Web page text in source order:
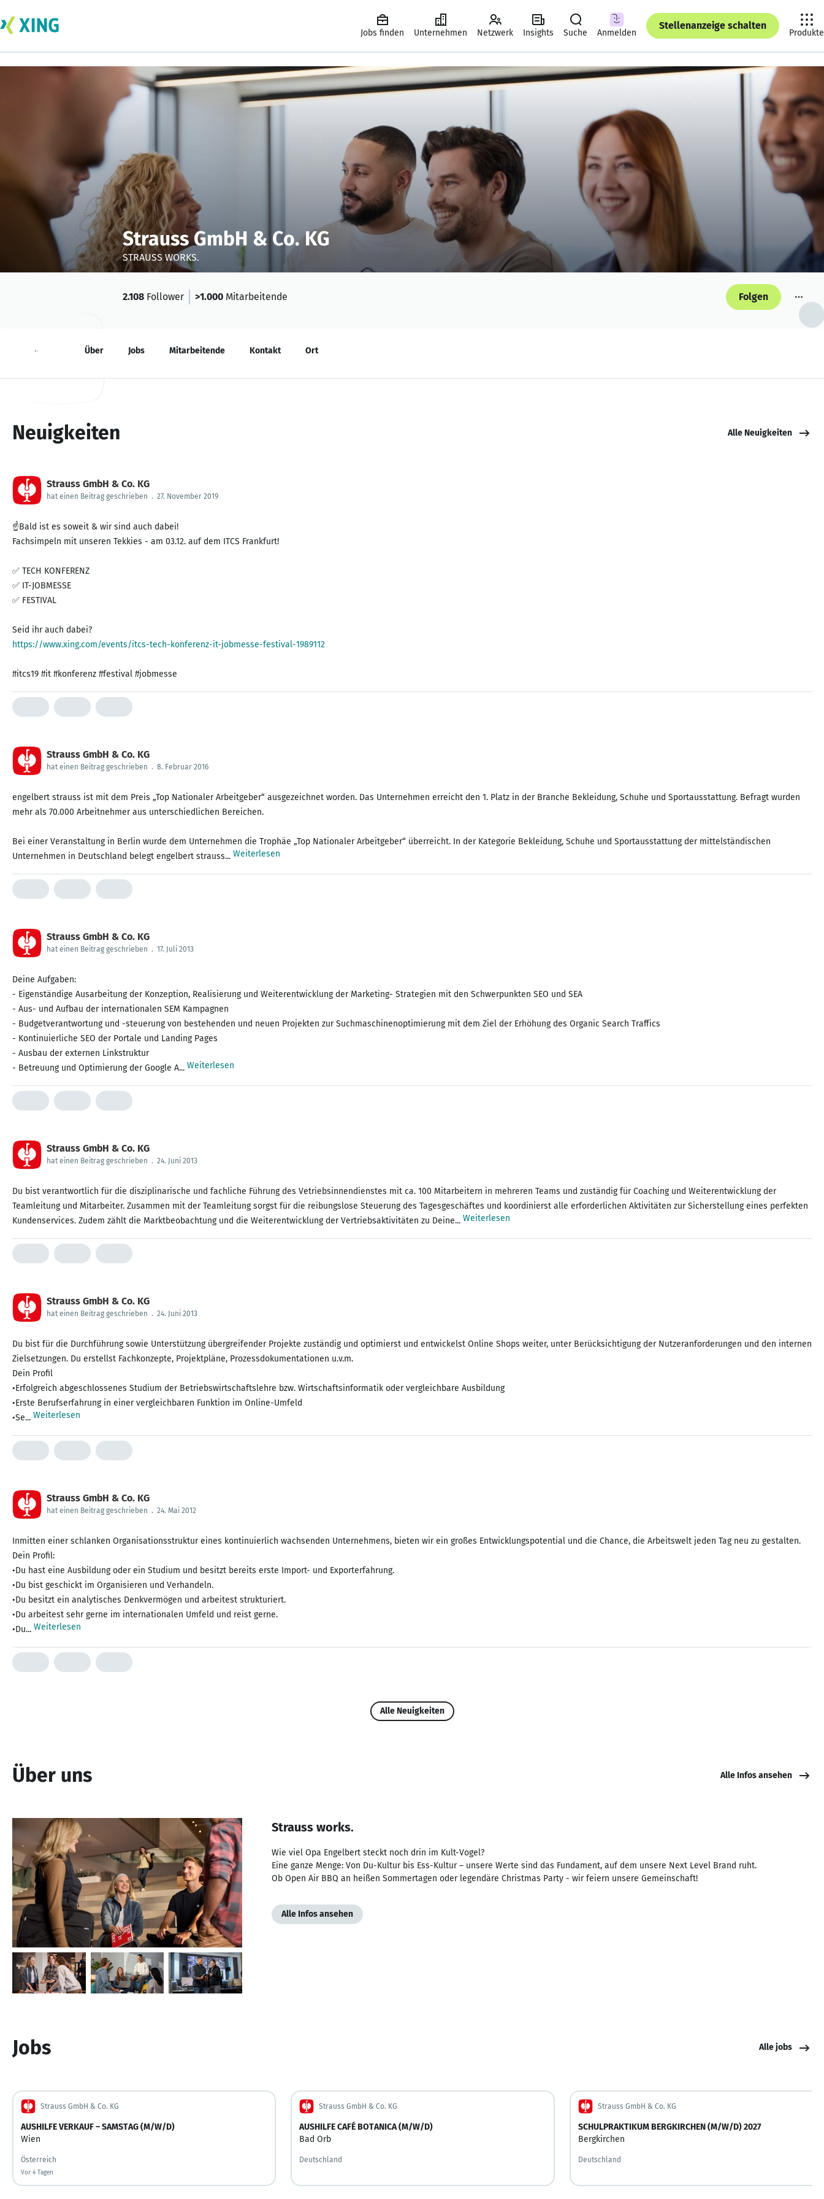
Jobs finden Unternehmen Netzwerk Insights Suche Anmelden
Stellenanzeige schalten
Produkte
Strauss GmbH & Co. KG
STRAUSS WORKS.
2.108 Follower >1.000 Mitarbeitende Folgen
Neuigkeiten Über Jobs Mitarbeitende Kontakt Ort
Neuigkeiten Alle Neuigkeiten
Strauss GmbH & Co. KG
hat einen Beitrag geschrieben . 27. November 2019
☝️Bald ist es soweit & wir sind auch dabei!
Fachsimpeln mit unseren Tekkies - am 03.12. auf dem ITCS Frankfurt!
✅ TECH KONFERENZ
✅ IT-JOBMESSE
✅ FESTIVAL
https://www.xing.com/events/itcs-tech-konferenz-it-jobmesse-festival-1989112
#itcs19 #it #konferenz #festival #jobmesse
Strauss GmbH & Co. KG
hat einen Beitrag geschrieben . 8. Februar 2016
engelbert strauss ist mit dem Preis „Top Nationaler Arbeitgeber“ ausgezeichnet worden. Das Unternehmen erreicht den 1. Platz in der Branche Bekleidung, Schuhe und Sportausstattung. Befragt wurden
mehr als 70.000 Arbeitnehmer aus unterschiedlichen Bereichen.
Bei einer Veranstaltung in Berlin wurde dem Unternehmen die Trophäe „Top Nationaler Arbeitgeber“ überreicht. In der Kategorie Bekleidung, Schuhe und Sportausstattung der mittelständischen
Unternehmen in Deutschland belegt engelbert strauss... Weiterlesen
Strauss GmbH & Co. KG
hat einen Beitrag geschrieben . 17. Juli 2013
Deine Aufgaben:
- Eigenständige Ausarbeitung der Konzeption, Realisierung und Weiterentwicklung der Marketing- Strategien mit den Schwerpunkten SEO und SEA
- Aus- und Aufbau der internationalen SEM Kampagnen
- Budgetverantwortung und -steuerung von bestehenden und neuen Projekten zur Suchmaschinenoptimierung mit dem Ziel der Erhöhung des Organic Search Traffics
- Kontinuierliche SEO der Portale und Landing Pages
- Ausbau der externen Linkstruktur
- Betreuung und Optimierung der Google A... Weiterlesen
Strauss GmbH & Co. KG
hat einen Beitrag geschrieben . 24. Juni 2013
Du bist verantwortlich für die disziplinarische und fachliche Führung des Vetriebsinnendienstes mit ca. 100 Mitarbeitern in mehreren Teams und zuständig für Coaching und Weiterentwicklung der
Teamleitung und Mitarbeiter. Zusammen mit der Teamleitung sorgst für die reibungslose Steuerung des Tagesgeschäftes und koordinierst alle erforderlichen Aktivitäten zur Sicherstellung eines perfekten
Kundenservices. Zudem zählt die Marktbeobachtung und die Weiterentwicklung der Vertriebsaktivitäten zu Deine... Weiterlesen
Strauss GmbH & Co. KG
hat einen Beitrag geschrieben . 24. Juni 2013
Du bist für die Durchführung sowie Unterstützung übergreifender Projekte zuständig und optimierst und entwickelst Online Shops weiter, unter Berücksichtigung der Nutzeranforderungen und den internen
Zielsetzungen. Du erstellst Fachkonzepte, Projektpläne, Prozessdokumentationen u.v.m.
Dein Profil
•Erfolgreich abgeschlossenes Studium der Betriebswirtschaftslehre bzw. Wirtschaftsinformatik oder vergleichbare Ausbildung
•Erste Berufserfahrung in einer vergleichbaren Funktion im Online-Umfeld
•Se... Weiterlesen
Strauss GmbH & Co. KG
hat einen Beitrag geschrieben . 24. Mai 2012
Inmitten einer schlanken Organisationsstruktur eines kontinuierlich wachsenden Unternehmens, bieten wir ein großes Entwicklungspotential und die Chance, die Arbeitswelt jeden Tag neu zu gestalten.
Dein Profil:
•Du hast eine Ausbildung oder ein Studium und besitzt bereits erste Import- und Exporterfahrung.
•Du bist geschickt im Organisieren und Verhandeln.
•Du besitzt ein analytisches Denkvermögen und arbeitest strukturiert.
•Du arbeitest sehr gerne im internationalen Umfeld und reist gerne.
•Du... Weiterlesen
Alle Neuigkeiten
Über uns Alle Infos ansehen
Strauss works.
Wie viel Opa Engelbert steckt noch drin im Kult-Vogel?
Eine ganze Menge: Von Du-Kultur bis Ess-Kultur – unsere Werte sind das Fundament, auf dem unsere Next Level Brand ruht.
Ob Open Air BBQ an heißen Sommertagen oder legendäre Christmas Party - wir feiern unsere Gemeinschaft!
Alle Infos ansehen
Jobs Alle jobs
Strauss GmbH & Co. KG
AUSHILFE VERKAUF – SAMSTAG (M/W/D)
Wien
Österreich
Vor 4 Tagen
Vor 4 Tagen veröffentlicht
Strauss GmbH & Co. KG
AUSHILFE CAFÉ BOTANICA (M/W/D)
Bad Orb
Deutschland
Strauss GmbH & Co. KG
SCHULPRAKTIKUM BERGKIRCHEN (M/W/D) 2027
Bergkirchen
Deutschland